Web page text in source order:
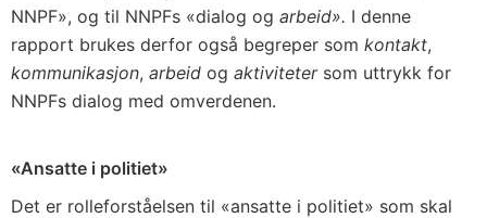
NNPF», og til NNPFs «dialog og arbeid». I denne
rapport brukes derfor også begreper som kontakt,
kommunikasjon, arbeid og aktivitetersom uttrykk for
NNPFs dialog med omverdenen.
«Ansatte i politiet»
Det er rolleforståelsen til «ansatte i politiet» som skal